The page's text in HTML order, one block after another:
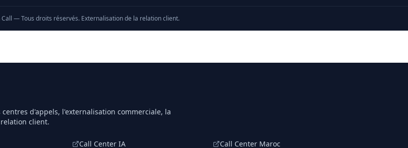
Call — Tous droits réservés. Externalisation de la relation client.
d'appels, l'externalisation commerciale, la
client.
Call Center IA Call Center Maroc